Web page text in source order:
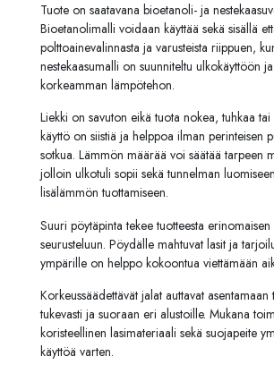
Tuote on saatavana bioetanoli- ja
Bioetanolimalli voidaan käyttää sekä sisällä
polttoainevalinnasta ja varusteista riippuen,
nestekaasumalli on suunniteltu ulkokäyttöön
korkeamman lämpötehon.
Liekki on savuton eikä tuota nokea, tuhkaa
käyttö on siistiä ja helppoa ilman perinteisen
sotkua. Lämmön määrää voi säätää tarpeen
jolloin ulkotuli sopii sekä tunnelman
lisälämmön tuottamiseen.
Suuri pöytäpinta tekee tuotteesta erinomaisen
seurusteluun. Pöydälle mahtuvat lasit ja
ympärille on helppo kokoontua viettämään
Korkeussäädettävät jalat auttavat asentamaan
tukevasti ja suoraan eri alustoille. Mukana
koristeellinen lasimateriaali sekä suojapeite
käyttöä varten.